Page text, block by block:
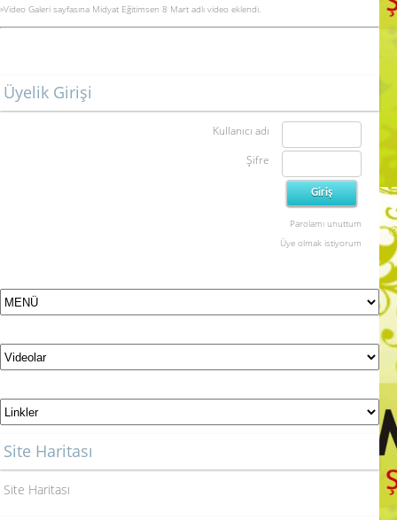
»Video Galeri sayfasına Midyat Eğitimsen 8 Mart adlı video eklendi.
Üyelik Girişi
Kullanıcı adı
Şifre
Parolamı unuttum
Üye olmak istiyorum
Site Haritası
Site Haritası